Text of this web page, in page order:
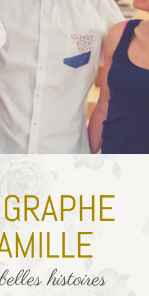
histoires